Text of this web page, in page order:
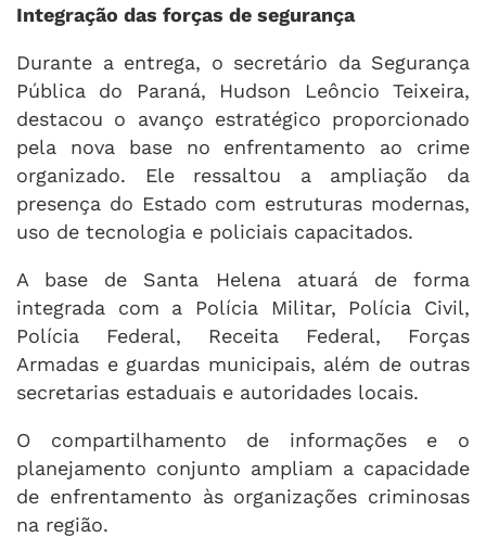
Integração das forças de segurança
Durante a entrega, o secretário da Segurança
Pública do Paraná, Hudson Leôncio Teixeira,
destacou o avanço estratégico proporcionado
pela nova base no enfrentamento ao crime
organizado. Ele ressaltou a ampliação da
presença do Estado com estruturas modernas,
uso de tecnologia e policiais capacitados.
A base de Santa Helena atuará de forma
integrada com a Polícia Militar, Polícia Civil,
Polícia Federal, Receita Federal, Forças
Armadas e guardas municipais, além de outras
secretarias estaduais e autoridades locais.
O compartilhamento de informações e o
planejamento conjunto ampliam a capacidade
de enfrentamento às organizações criminosas
na região.